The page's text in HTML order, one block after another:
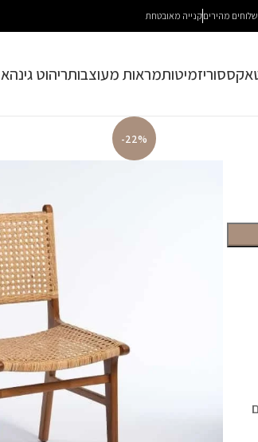
מהיריםקנייה מאובטחת
אקססוריזמיטותמראות מעוצבותריהוט גינה
-22%